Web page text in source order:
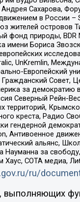
Сахарова,
в России –
жителей островов
фонд природы,
имени Бориса
UnKremlin,
Европейский
Совет,
за демократию
Северный Рейн-
креста, Радио
гендерной
Антивоенное
альянс,
за
СОТА медиа,
ru/